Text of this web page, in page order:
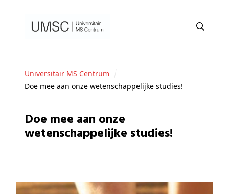
Universitair MS Centrum
Doe mee aan onze wetenschappelijke studies!
Doe mee aan onze
wetenschappelijke studies!